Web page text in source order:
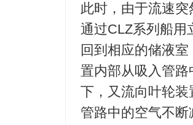
此时，由于流速
通过CLZ系列船用
回到相应的储液
置内部从吸入管
下，又流向叶轮
管路中的空气不